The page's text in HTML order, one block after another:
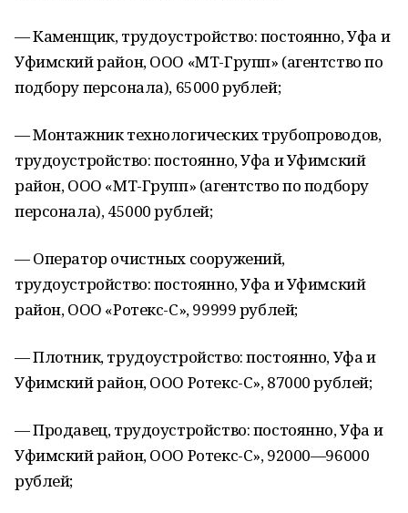
— Каменщик, трудоустройство: постоянно, Уфа и
Уфимский район, ООО «МТ-Групп» (агентство по
подбору персонала), 65000 рублей;
— Монтажник технологических трубопроводов,
трудоустройство: постоянно, Уфа и Уфимский
район, ООО «МТ-Групп» (агентство по подбору
персонала), 45000 рублей;
— Оператор очистных сооружений,
трудоустройство: постоянно, Уфа и Уфимский
район, ООО «Ротекс-С», 99999 рублей;
— Плотник, трудоустройство: постоянно, Уфа и
Уфимский район, ООО Ротекс-С», 87000 рублей;
— Продавец, трудоустройство: постоянно, Уфа и
Уфимский район, ООО Ротекс-С», 92000—96000
рублей;